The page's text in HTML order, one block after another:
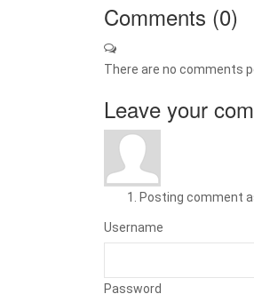
Comments (0)
There are no comments
Leave your
Posting comment
Username
Password